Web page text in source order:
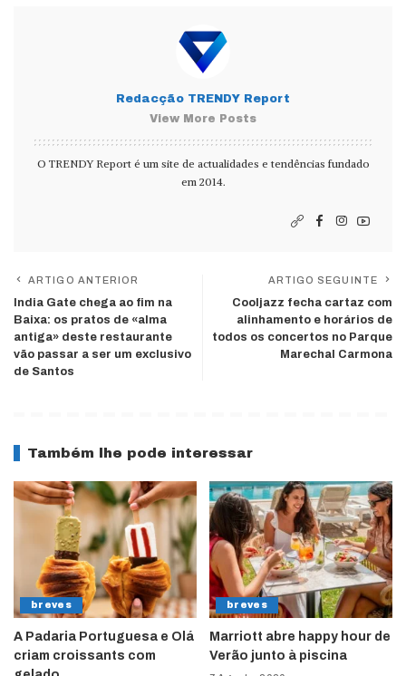
Redacção TRENDY Report
View More Posts
O TRENDY Report é um site de actualidades e tendências fundado
em 2014.
ARTIGO ANTERIOR
India Gate chega ao fim na
Baixa: os pratos de «alma
antiga» deste restaurante
vão passar a ser um exclusivo
de Santos
ARTIGO SEGUINTE
Cooljazz fecha cartaz com
alinhamento e horários de
todos os concertos no Parque
Marechal Carmona
Também lhe pode interessar
breves
A Padaria Portuguesa e Olá
criam croissants com
breves
Marriott abre happy hour de
Verão junto à piscina